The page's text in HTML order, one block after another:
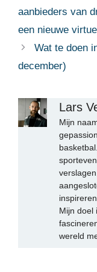
aanbieders van
een nieuwe
Wat te doen
december)
Lars
Mijn
Mijn doel
wereld